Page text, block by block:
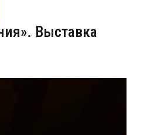
Выставка